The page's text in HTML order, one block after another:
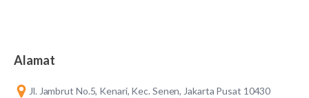
Alamat
Jl. Jambrut No.5, Kenari, Kec. Senen, Jakarta Pusat 10430